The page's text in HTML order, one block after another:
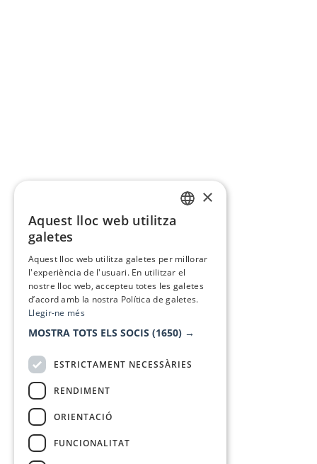
×
Aquest lloc web utilitza
galetes
Aquest lloc web utilitza galetes per millorar
l'experiència de l'usuari. En utilitzar el
nostre lloc web, accepteu totes les galetes
d’acord amb la nostra Política de galetes.
Llegir-ne més
MOSTRA TOTS ELS SOCIS (1650) →
ESTRICTAMENT NECESSÀRIES
RENDIMENT
ORIENTACIÓ
FUNCIONALITAT